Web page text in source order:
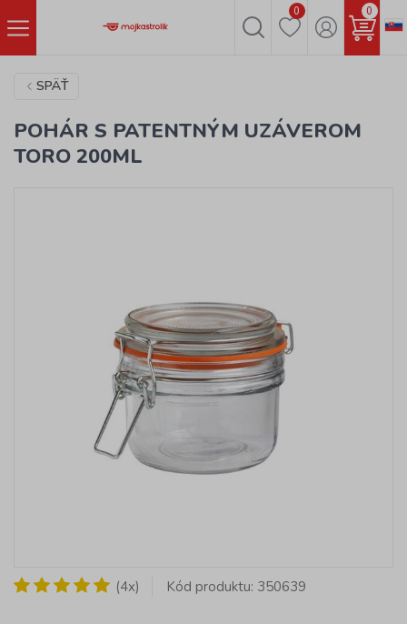
0 0
SPÄŤ
POHÁR S PATENTNÝM UZÁVEROM
TORO 200ML
(4x) Kód produktu: 350639